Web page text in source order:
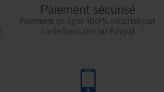
Paiement sécurisé
Paiement en ligne 100% sécurisé par
carte bancaire ou Paypal